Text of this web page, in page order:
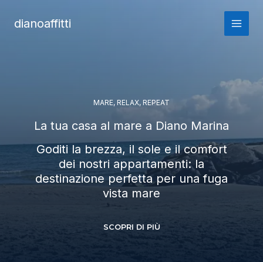
dianoaffitti
MARE, RELAX, REPEAT
La tua casa al mare a Diano Marina
Goditi la brezza, il sole e il comfort
dei nostri appartamenti: la
destinazione perfetta per una fuga
vista mare
SCOPRI DI PIÙ